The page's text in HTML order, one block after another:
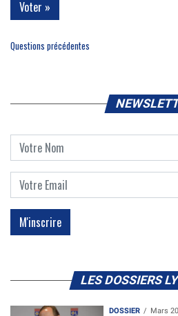
Questions précédentes
LES DOSSIERS
DOSSIER Mars